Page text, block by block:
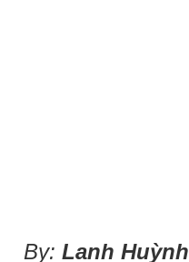
By: Lanh Huỳnh